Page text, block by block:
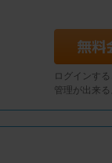
ログインす
管理が出来